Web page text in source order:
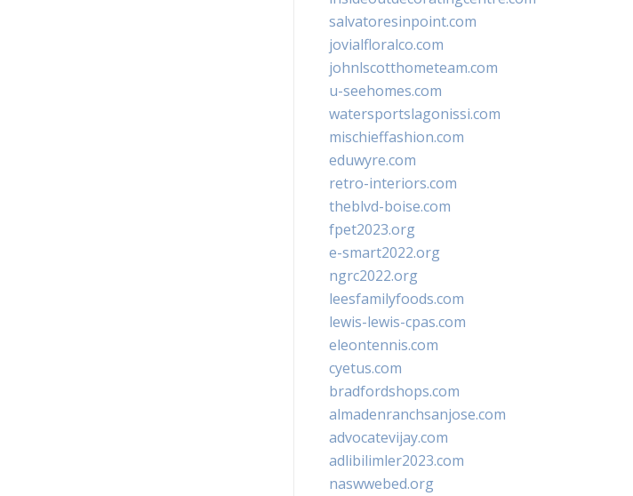
salvatoresinpoint.com
jovialfloralco.com
johnlscotthometeam.com
u-seehomes.com
watersportslagonissi.com
mischieffashion.com
eduwyre.com
retro-interiors.com
theblvd-boise.com
fpet2023.org
e-smart2022.org
ngrc2022.org
leesfamilyfoods.com
lewis-lewis-cpas.com
eleontennis.com
cyetus.com
bradfordshops.com
almadenranchsanjose.com
advocatevijay.com
adlibilimler2023.com
naswwebed.org